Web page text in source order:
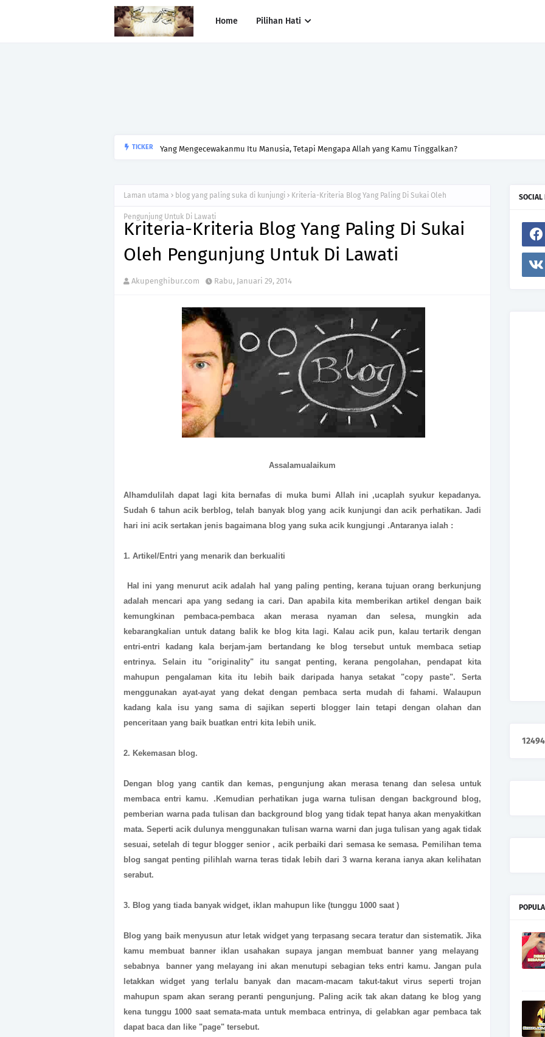
Home Pilihan Hati
TICKER Yang Mengecewakanmu Itu Manusia, Tetapi Mengapa Allah yang Kamu Tinggalkan?
Laman utama blog yang paling suka di kunjungi Kriteria-Kriteria Blog Yang Paling Di Sukai Oleh
Pengunjung Untuk Di Lawati
Kriteria-Kriteria Blog Yang Paling Di Sukai
Oleh Pengunjung Untuk Di Lawati
Akupenghibur.com Rabu, Januari 29, 2014
Assalamualaikum
Alhamdulilah dapat lagi kita bernafas di muka bumi Allah ini ,ucaplah syukur kepadanya.
Sudah 6 tahun acik berblog, telah banyak blog yang acik kunjungi dan acik perhatikan. Jadi
hari ini acik sertakan jenis bagaimana blog yang suka acik kungjungi .Antaranya ialah :
1. Artikel/Entri yang menarik dan berkualiti
Hal ini yang menurut acik adalah hal yang paling penting, kerana tujuan orang berkunjung
adalah mencari apa yang sedang ia cari. Dan apabila kita memberikan artikel dengan baik
kemungkinan pembaca-pembaca akan merasa nyaman dan selesa, mungkin ada
kebarangkalian untuk datang balik ke blog kita lagi. Kalau acik pun, kalau tertarik dengan
entri-entri kadang kala berjam-jam bertandang ke blog tersebut untuk membaca setiap
entrinya. Selain itu "originality" itu sangat penting, kerana pengolahan, pendapat kita
mahupun pengalaman kita itu lebih baik daripada hanya setakat "copy paste". Serta
menggunakan ayat-ayat yang dekat dengan pembaca serta mudah di fahami. Walaupun
kadang kala isu yang sama di sajikan seperti blogger lain tetapi dengan olahan dan
penceritaan yang baik buatkan entri kita lebih unik.
2. Kekemasan blog.
Dengan blog yang cantik dan kemas, pengunjung akan merasa tenang dan selesa untuk
membaca entri kamu. .Kemudian perhatikan juga warna tulisan dengan background blog,
pemberian warna pada tulisan dan background blog yang tidak tepat hanya akan menyakitkan
mata. Seperti acik dulunya menggunakan tulisan warna warni dan juga tulisan yang agak tidak
sesuai, setelah di tegur blogger senior , acik perbaiki dari semasa ke semasa. Pemilihan tema
blog sangat penting pilihlah warna teras tidak lebih dari 3 warna kerana ianya akan kelihatan
serabut.
3. Blog yang tiada banyak widget, iklan mahupun like (tunggu 1000 saat )
Blog yang baik menyusun atur letak widget yang terpasang secara teratur dan sistematik. Jika
kamu membuat banner iklan usahakan supaya jangan membuat banner yang melayang
sebabnya banner yang melayang ini akan menutupi sebagian teks entri kamu. Jangan pula
letakkan widget yang terlalu banyak dan macam-macam takut-takut virus seperti trojan
mahupun spam akan serang peranti pengunjung. Paling acik tak akan datang ke blog yang
kena tunggu 1000 saat semata-mata untuk membaca entrinya, di gelabkan agar pembaca tak
dapat baca dan like "page" tersebut.
SOCIAL
12494